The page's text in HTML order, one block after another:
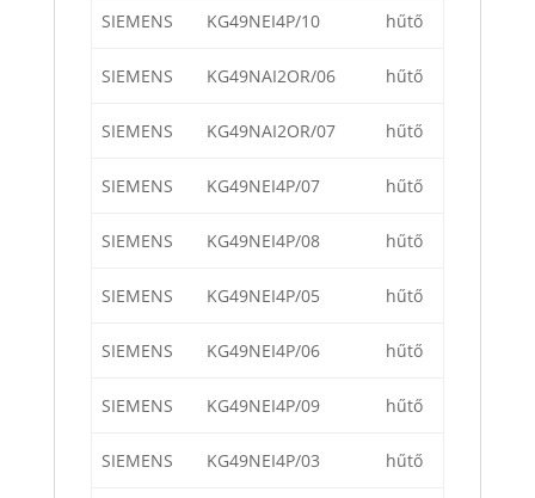
SIEMENS KG49NEI4P/10 hűtő
SIEMENS KG49NAI2OR/06 hűtő
SIEMENS KG49NAI2OR/07 hűtő
SIEMENS KG49NEI4P/07 hűtő
SIEMENS KG49NEI4P/08 hűtő
SIEMENS KG49NEI4P/05 hűtő
SIEMENS KG49NEI4P/06 hűtő
SIEMENS KG49NEI4P/09 hűtő
SIEMENS KG49NEI4P/03 hűtő